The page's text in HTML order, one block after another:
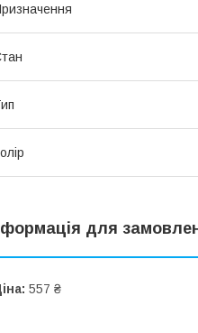
для
557 ₴